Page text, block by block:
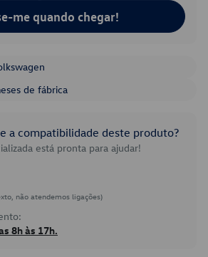
me quando chegar!
de fábrica
a compatibilidade deste produto?
está pronta para ajudar!
não atendemos ligações)
8h às 17h.